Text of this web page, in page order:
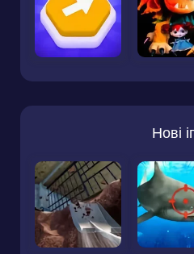
Нові